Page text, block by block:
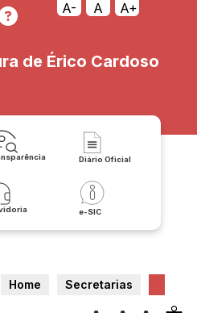
A- A A+
de Érico Cardoso
Diário Oficial
e-SIC
Home Secretarias